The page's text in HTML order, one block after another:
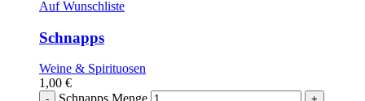
Auf Wunschliste
Schnapps
Weine & Spirituosen
1,00 €